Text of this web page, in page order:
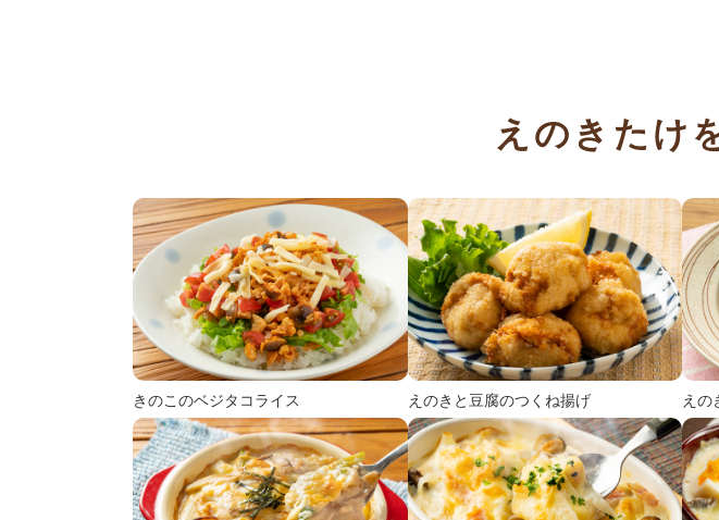
えのきたけ
きのこのベジタコライス えのきと豆腐のつくね揚げ えの